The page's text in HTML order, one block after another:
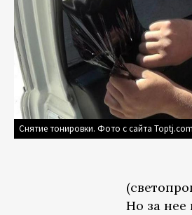
Снятие тонировки. Фото с сайта Toptj.com
Но за нее